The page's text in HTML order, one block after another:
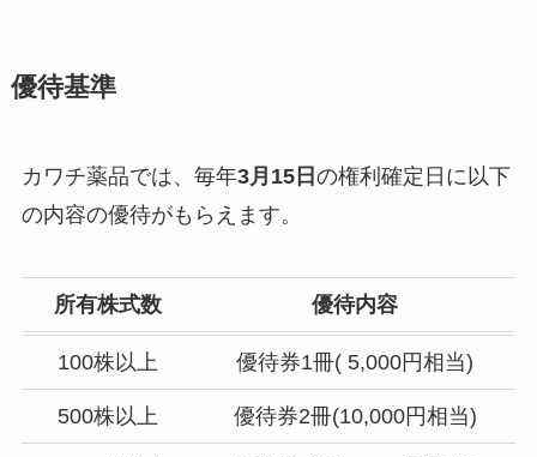
優待基準
カワチ薬品では、毎年3月15日 の権利確定日に以下
の内容の優待がもらえます。
所有株式数 優待内容
100株以上 優待券1冊( 5,000円相当)
500株以上 優待券2冊(10,000円相当)